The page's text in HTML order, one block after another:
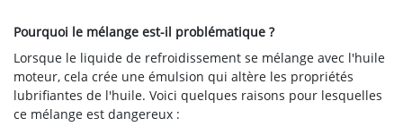
Pourquoi le mélange est-il problématique ?
Lorsque le liquide de refroidissement se mélange avec l'huile
moteur, cela crée une émulsion qui altère les propriétés
lubrifiantes de l'huile. Voici quelques raisons pour lesquelles
ce mélange est dangereux :